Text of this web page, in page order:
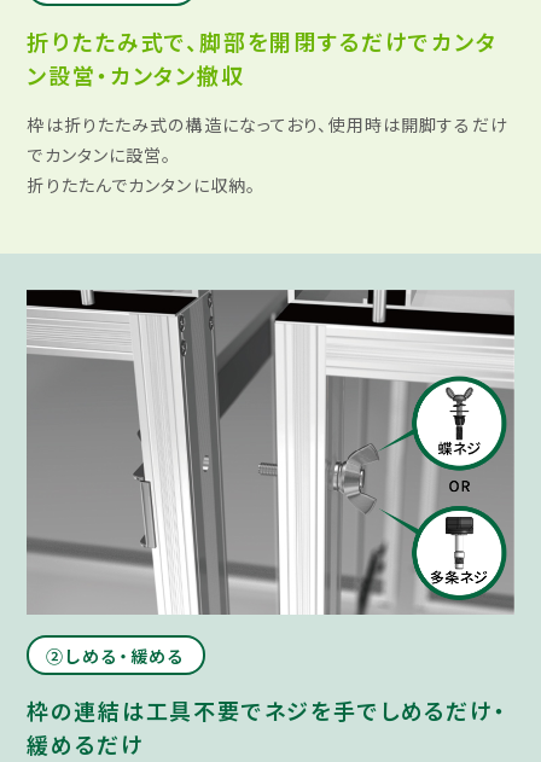
折りたたみ式で、 脚部を開閉するだけでカンタ
ン設営・カンタン撤収​
枠は折りたたみ式の構造になっており、​使用時は開脚するだけ
でカンタンに設営。​
折りたたんでカンタンに収納。​
②しめる・緩める​
枠の連結は工具不要でネジを手でしめるだけ・
緩めるだけ​